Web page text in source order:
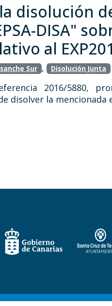
disolución
DISA"
al
Sur , Disolución Junta
2016/5880,
disolver la mencionada